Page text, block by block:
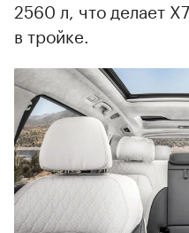
2560 л, что делает
в тройке.